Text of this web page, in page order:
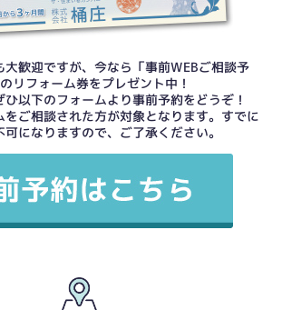
歓迎ですが、今なら「事前WEBご相談予
リフォーム券をプレゼント中！
以下のフォームより事前予約をどうぞ！
ご相談された方が対象となります。すでに
になりますので、ご了承ください。